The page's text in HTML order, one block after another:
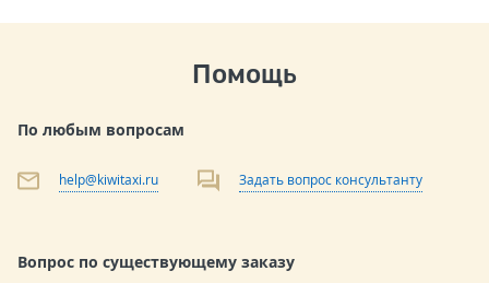
Помощь
По любым вопросам
help@kiwitaxi.ru Задать вопрос консультанту
Вопрос по существующему заказу